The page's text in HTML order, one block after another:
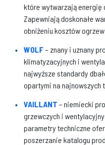
które wytwarzają energię
Zapewniają doskonałe
obniżeniu kosztów
WOLF – znany i uznany
klimatyzacyjnych i
najwyższe standardy
opartymi na najnowszych
VAILLANT – niemiecki
grzewczych i
parametry techniczne
poszerzanie katalogu